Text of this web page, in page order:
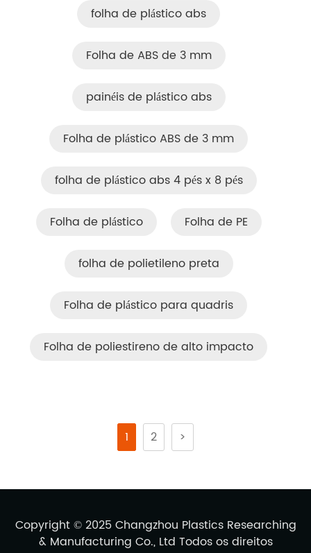
folha de plástico abs
Folha de ABS de 3 mm
painéis de plástico abs
Folha de plástico ABS de 3 mm
folha de plástico abs 4 pés x 8 pés
Folha de plástico Folha de PE
folha de polietileno preta
Folha de plástico para quadris
Folha de poliestireno de alto impacto
1 2 >
Copyright © 2025 Changzhou Plastics Researching
& Manufacturing Co., Ltd Todos os direitos